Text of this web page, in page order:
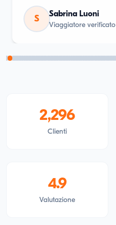
S Sabrina Luoni
Viaggiatore verificato
2,296
Clienti
4.9
Valutazione